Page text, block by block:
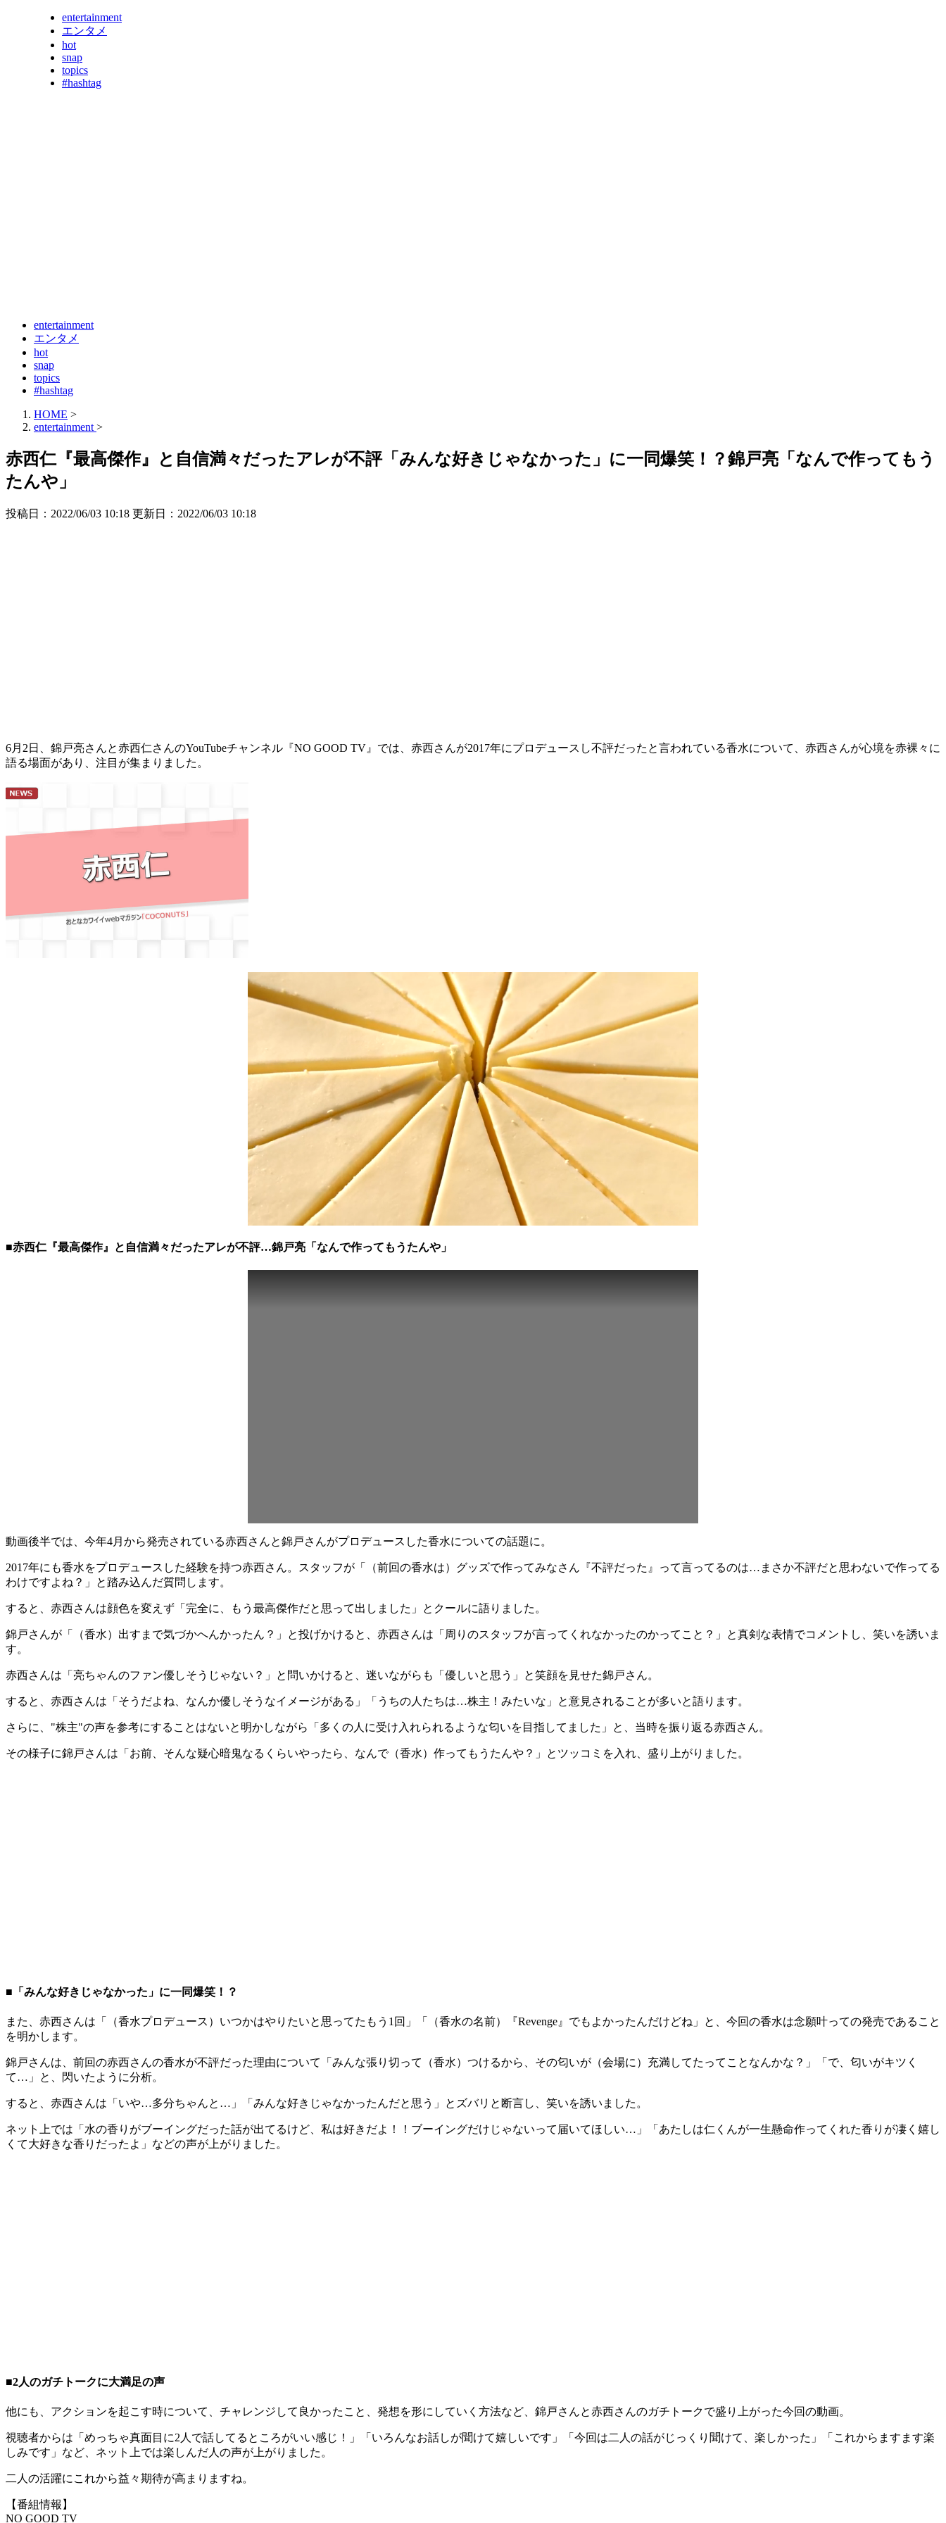
entertainment
エンタメ
hot
snap
topics
#hashtag
entertainment
エンタメ
hot
snap
topics
#hashtag
HOME >
entertainment >
赤西仁『最高傑作』と自信満々だったアレが不評「みんな好きじゃなかった」に一同爆笑！？錦戸亮「なんで作ってもう
たんや」
投稿日：2022/06/03 10:18 更新日： 2022/06/03 10:18
6月2日、錦戸亮さんと赤西仁さんのYouTubeチャンネル『NO GOOD TV』では、赤西さんが2017年にプロデュースし不評だったと言われている香水について、赤西さんが心境を赤裸々に
語る場面があり、注目が集まりました。
■赤西仁『最高傑作』と自信満々だったアレが不評…錦戸亮「なんで作ってもうたんや」
動画後半では、今年4月から発売されている赤西さんと錦戸さんがプロデュースした香水についての話題に。
2017年にも香水をプロデュースした経験を持つ赤西さん。スタッフが「（前回の香水は）グッズで作ってみなさん『不評だった』って言ってるのは…まさか不評だと思わないで作ってる
わけですよね？」と踏み込んだ質問します。
すると、赤西さんは顔色を変えず「完全に、もう最高傑作だと思って出しました」とクールに語りました。
錦戸さんが「（香水）出すまで気づかへんかったん？」と投げかけると、赤西さんは「周りのスタッフが言ってくれなかったのかってこと？」と真剣な表情でコメントし、笑いを誘いま
す。
赤西さんは「亮ちゃんのファン優しそうじゃない？」と問いかけると、迷いながらも「優しいと思う」と笑顔を見せた錦戸さん。
すると、赤西さんは「そうだよね、なんか優しそうなイメージがある」「うちの人たちは…株主！みたいな」と意見されることが多いと語ります。
さらに、"株主"の声を参考にすることはないと明かしながら「多くの人に受け入れられるような匂いを目指してました」と、当時を振り返る赤西さん。
その様子に錦戸さんは「お前、そんな疑心暗鬼なるくらいやったら、なんで（香水）作ってもうたんや？」とツッコミを入れ、盛り上がりました。
■「みんな好きじゃなかった」に一同爆笑！？
また、赤西さんは「（香水プロデュース）いつかはやりたいと思ってたもう1回」「（香水の名前）『Revenge』でもよかったんだけどね」と、今回の香水は念願叶っての発売であること
を明かします。
錦戸さんは、前回の赤西さんの香水が不評だった理由について「みんな張り切って（香水）つけるから、その匂いが（会場に）充満してたってことなんかな？」「で、匂いがキツく
て…」と、閃いたように分析。
すると、赤西さんは「いや…多分ちゃんと…」「みんな好きじゃなかったんだと思う」とズバリと断言し、笑いを誘いました。
ネット上では「水の香りがブーイングだった話が出てるけど、私は好きだよ！！ブーイングだけじゃないって届いてほしい…」「あたしは仁くんが一生懸命作ってくれた香りが凄く嬉し
くて大好きな香りだったよ」などの声が上がりました。
■2人のガチトークに大満足の声
他にも、アクションを起こす時について、チャレンジして良かったこと、発想を形にしていく方法など、錦戸さんと赤西さんのガチトークで盛り上がった今回の動画。
視聴者からは「めっちゃ真面目に2人で話してるところがいい感じ！」「いろんなお話しが聞けて嬉しいです」「今回は二人の話がじっくり聞けて、楽しかった」「これからますます楽
しみです」など、ネット上では楽しんだ人の声が上がりました。
二人の活躍にこれから益々期待が高まりますね。
【番組情報】
NO GOOD TV